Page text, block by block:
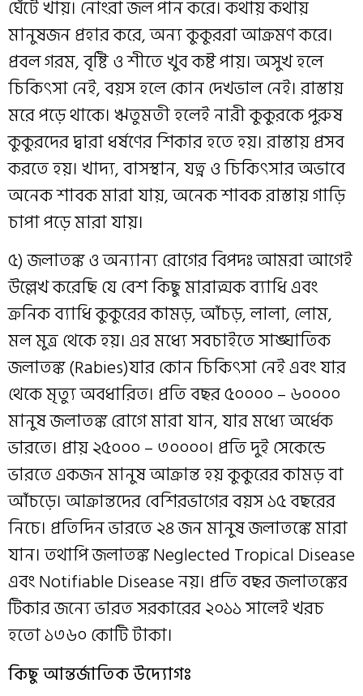
ঘেঁটে খায়। নোংরা জল পান করে। কথায় কথায়
মানুষজন প্রহার করে, অন্য কুকুররা আক্রমণ করে।
প্রবল গরম, বৃষ্টি ও শীতে খুব কষ্ট পায়। অসুখ হলে
চিকিৎসা নেই, বয়স হলে কোন দেখভাল নেই। রাস্তায়
মরে পড়ে থাকে। ঋতুমতী হলেই নারী কুকুরকে পুরুষ
কুকুরদের দ্বারা ধর্ষণের শিকার হতে হয়। রাস্তায় প্রসব
করতে হয়। খাদ্য, বাসস্থান, যত্ন ও চিকিৎসার অভাবে
অনেক শাবক মারা যায়, অনেক শাবক রাস্তায় গাড়ি
চাপা পড়ে মারা যায়।
৫) জলাতঙ্ক ও অন্যান্য রোগের বিপদঃ আমরা আগেই
উল্লেখ করেছি যে বেশ কিছু মারাত্মক ব্যাধি এবং
ক্রনিক ব্যাধি কুকুরের কামড়, আঁচড়, লালা, লোম,
মল মুত্র থেকে হয়। এর মধ্যে সবচাইতে সাঙ্ঘাতিক
জলাতঙ্ক (Rabies)যার কোন চিকিৎসা নেই এবং যার
থেকে মৃত্যু অবধারিত। প্রতি বছর ৫০০০০ – ৬০০০০
মানুষ জলাতঙ্ক রোগে মারা যান, যার মধ্যে অর্ধেক
ভারতে। প্রায় ২৫০০০ – ৩০০০০। প্রতি দুই সেকেন্ডে
ভারতে একজন মানুষ আক্রান্ত হয় কুকুরের কামড় বা
আঁচড়ে। আক্রান্তদের বেশিরভাগের বয়স ১৫ বছরের
নিচে। প্রতিদিন ভারতে ২৪ জন মানুষ জলাতঙ্কে মারা
যান। তথাপি জলাতঙ্ক Neglected Tropical Disease
এবং Notifiable Disease নয়। প্রতি বছর জলাতঙ্কের
টিকার জন্যে ভারত সরকারের ২০১১ সালেই খরচ
হতো ১৩৬০ কোটি টাকা।
কিছু আন্তর্জাতিক উদ্যোগঃ